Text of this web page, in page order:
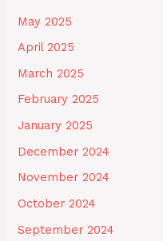
May 2025
April 2025
March 2025
February 2025
January 2025
December 2024
November 2024
October 2024
September 2024